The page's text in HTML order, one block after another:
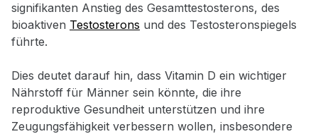
signifikanten Anstieg des Gesamttestosterons, des
bioaktiven Testosterons und des Testosteronspiegels
führte.
Dies deutet darauf hin, dass Vitamin D ein wichtiger
Nährstoff für Männer sein könnte, die ihre
reproduktive Gesundheit unterstützen und ihre
Zeugungsfähigkeit verbessern wollen, insbesondere